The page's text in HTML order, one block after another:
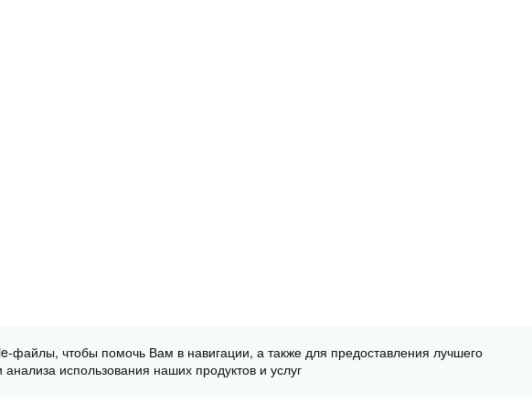
файлы, чтобы помочь Вам в навигации, а также для предоставления лучшего
анализа использования наших продуктов и услуг